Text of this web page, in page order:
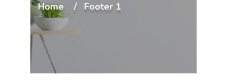
Home Footer 1